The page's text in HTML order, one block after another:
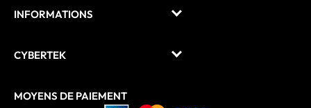
INFORMATIONS
CYBERTEK
MOYENS DE PAIEMENT